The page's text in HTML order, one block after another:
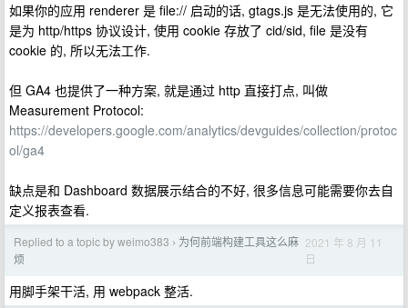
如果你的应用 renderer 是 file:// 启动的话, gtags.js 是无法使用的, 它
是为 http/https 协议设计, 使用 cookie 存放了 cid/sid, file 是没有
cookie 的, 所以无法工作.
但 GA4 也提供了一种方案, 就是通过 http 直接打点, 叫做
Measurement Protocol:
https://developers.google.com/analytics/devguides/collection/protoc
ol/ga4
缺点是和 Dashboard 数据展示结合的不好, 很多信息可能需要你去自
定义报表查看.
Replied to a topic by weimo383 › 为何前端构建工具这么麻
烦
2021 年 8 月 11
日
用脚手架干活, 用 webpack 整活.